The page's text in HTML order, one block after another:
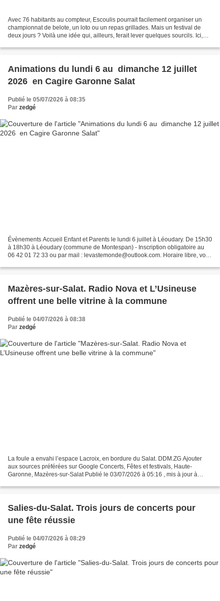
Avec 76 habitants au compteur, Escoulis pourrait facilement organiser un
championnat de belote, un loto ou un repas grillades. Mais un festival de
deux jours ? Voilà une idée qui, ailleurs, ferait lever quelques sourcils. Ici,
Animations du lundi 6 au dimanche 12 juillet
2026 en Cagire Garonne Salat
Publié le 05/07/2026 à 08:35
Par zedgé
Évènements Accueil Enfant et Parents le lundi 6 juillet à Léoudary. De 15h30
à 18h30 à Léoudary (commune de Montespan) - Inscription obligatoire au
06 42 01 72 33 ou par mail : levastemonde@outlook.com. Horaire libre, vous
Mazères-sur-Salat. Radio Nova et L’Usineuse
offrent une belle vitrine à la commune
Publié le 04/07/2026 à 08:38
Par zedgé
La foule a envahi l’espace Lacroix, en bordure du Salat. DDM.ZG Ajouter
aux sources préférées sur Google Concerts, Fêtes et festivals, Haute-
Garonne, Mazères-sur-Salat Publié le 03/07/2026 à 05:16 , mis à jour à
Salies-du-Salat. Trois jours de concerts pour
une fête réussie
Publié le 04/07/2026 à 08:29
Par zedgé